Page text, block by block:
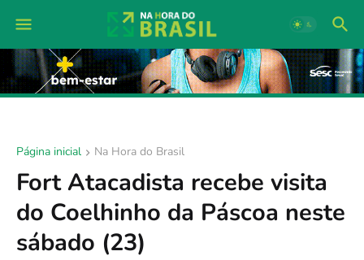
Página inicial Na Hora do Brasil
Fort Atacadista recebe visita
do Coelhinho da Páscoa neste
sábado (23)